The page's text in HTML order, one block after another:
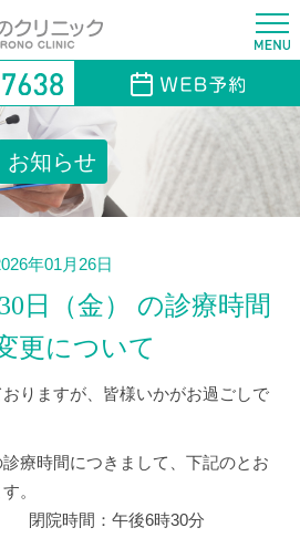
お知らせ
年01月26日
日（金） の診療時間
更について
りますが、皆様いかがお過ごしで
療時間につきまして、下記のとお
。
院時間：午後6時30分